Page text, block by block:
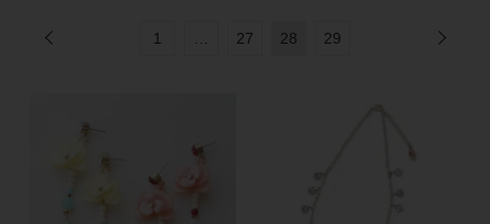
1 … 27 28 29